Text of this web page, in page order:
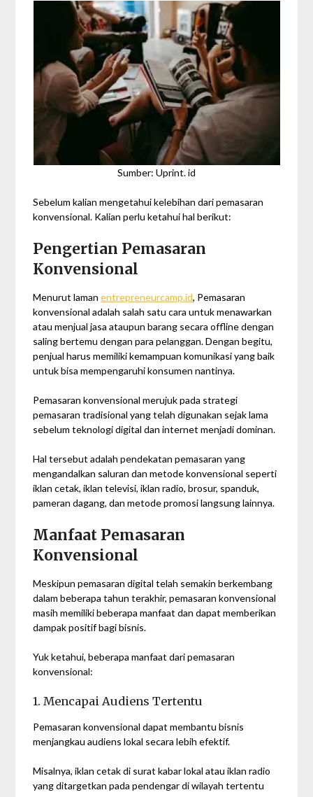
Sumber: Uprint. id
Sebelum kalian mengetahui kelebihan dari pemasaran
konvensional. Kalian perlu ketahui hal berikut:
Pengertian Pemasaran
Konvensional
Menurut lamanentrepreneurcamp.id, Pemasaran
konvensional adalah salah satu cara untuk menawarkan
atau menjual jasa ataupun barang secara offline dengan
saling bertemu dengan para pelanggan. Dengan begitu,
penjual harus memiliki kemampuan komunikasi yang baik
untuk bisa mempengaruhi konsumen nantinya.
Pemasaran konvensional merujuk pada strategi
pemasaran tradisional yang telah digunakan sejak lama
sebelum teknologi digital dan internet menjadi dominan.
Hal tersebut adalah pendekatan pemasaran yang
mengandalkan saluran dan metode konvensional seperti
iklan cetak, iklan televisi, iklan radio, brosur, spanduk,
pameran dagang, dan metode promosi langsung lainnya.
Manfaat Pemasaran
Konvensional
Meskipun pemasaran digital telah semakin berkembang
dalam beberapa tahun terakhir, pemasaran konvensional
masih memiliki beberapa manfaat dan dapat memberikan
dampak positif bagi bisnis.
Yuk ketahui, beberapa manfaat dari pemasaran
konvensional:
1. Mencapai Audiens Tertentu
Pemasaran konvensional dapat membantu bisnis
menjangkau audiens lokal secara lebih efektif.
Misalnya, iklan cetak di surat kabar lokal atau iklan radio
yang ditargetkan pada pendengar di wilayah tertentu